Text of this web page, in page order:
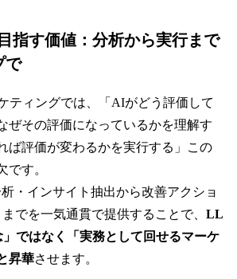
指す価値：分析から実行まで
で
ティングでは、「AIがどう評価して
ぜその評価になっているかを理解す
ば評価が変わるかを実行する」この
です。
・インサイト抽出から改善アクショ
でを一気通貫で提供することで、 LL
ではなく「実務として回せるマーケ
昇華させます。